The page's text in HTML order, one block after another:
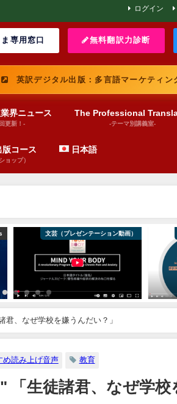
ログイン
専用窓口 無料翻訳力診断
英訳デジタル出版：多言語マーケティン
界ニュース
更新！-
The Professional
-テーマ別講義室-
版コース
ョップ）
日本語
文芸（プレゼンテーション動画）
君、なぜ学校を嫌うんだい？」
め読み上げ音声 教育
生徒諸君、なぜ学校